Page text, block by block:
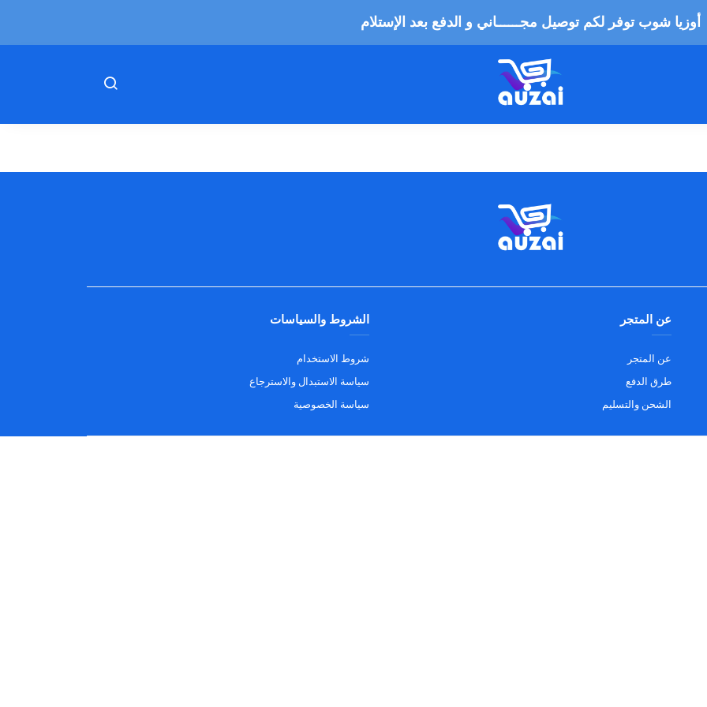
أوزيا شوب توفر لكم توصيل مجــــــاني و الدفع بعد الإستلام
عن المتجر
عن المتجر
طرق الدفع
الشحن والتسليم
الشروط والسياسات
شروط الاستخدام
سياسة الاستبدال والاسترجاع
سياسة الخصوصية